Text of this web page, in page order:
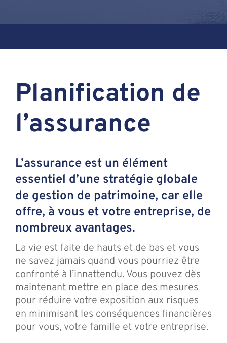
Blogue
Planification de
l’assurance
L’assurance est un élément
essentiel d’une stratégie globale
de gestion de patrimoine, car elle
offre, à vous et votre entreprise, de
nombreux avantages.
La vie est faite de hauts et de bas et vous
ne savez jamais quand vous pourriez être
confronté à l’innattendu. Vous pouvez dès
maintenant mettre en place des mesures
pour réduire votre exposition aux risques
en minimisant les conséquences financières
pour vous, votre famille et votre entreprise.